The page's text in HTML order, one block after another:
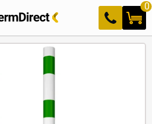
0